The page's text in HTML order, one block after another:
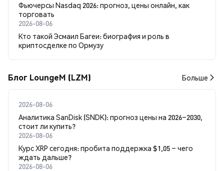
Фьючерсы Nasdaq 2026: прогноз, цены онлайн, как
торговать
2026-08-06
Кто такой Эсмаил Багеи: биография и роль в
криптосделке по Ормузу
Блог LoungeM (LZM) Больше
2026-08-06
Аналитика SanDisk (SNDK): прогноз цены на 2026–2030,
стоит ли купить?
2026-08-06
Курс XRP сегодня: пробита поддержка $1,05 – чего
ждать дальше?
2026-08-06